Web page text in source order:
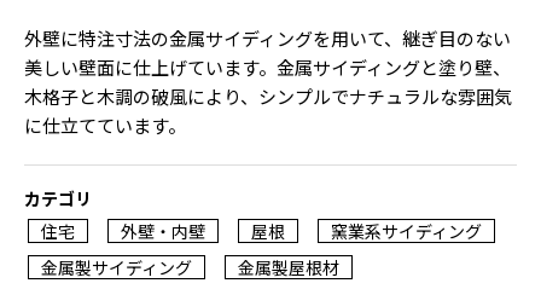
外壁に特注寸法の金属サイディングを用いて、継ぎ目のない
美しい壁面に仕上げています。金属サイディングと塗り壁、
木格子と木調の破風により、シンプルでナチュラルな雰囲気
に仕立てています。
カテゴリ
住宅
外壁・内壁 屋根
窯業系サイディング
金属製サイディング
金属製屋根材